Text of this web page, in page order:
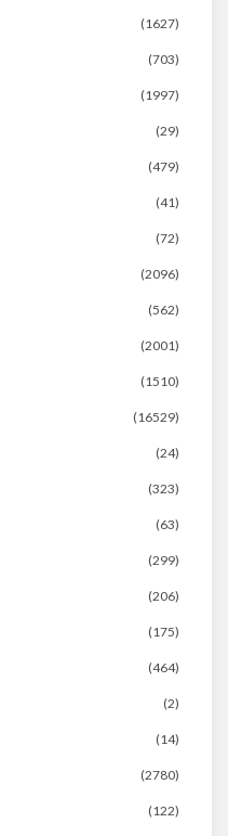
(1627)
(703)
(1997)
(29)
(479)
(41)
(72)
(2096)
(562)
(2001)
(1510)
(16529)
(24)
(323)
(63)
(299)
(206)
(175)
(464)
(2)
(14)
(2780)
(122)